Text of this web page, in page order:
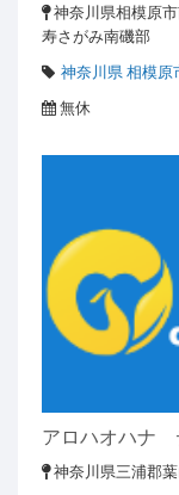
神奈川県相模原
寿さがみ南磯部
神奈川県 相模原
無休
アロハオハナ
神奈川県三浦郡